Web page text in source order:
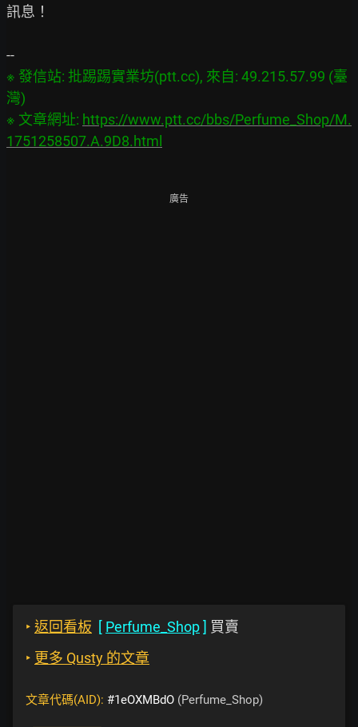
訊息！
※ 發信站: 批踢踢實業坊(ptt.cc), 來自: 49.215.57.99 (臺
灣)
※ 文章網址: https://www.ptt.cc/bbs/Perfume_Shop/M.
1751258507.A.9D8.html
廣告
‣ 返回看板 [ Perfume_Shop] 買賣
‣ 更多 Qusty 的文章
文章代碼(AID): #1eOXMBdO (Perfume_Shop)